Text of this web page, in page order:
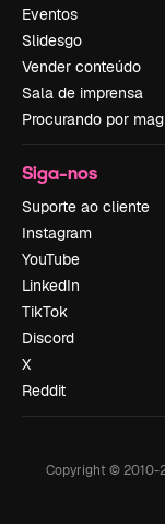
Eventos
Slidesgo
Vender conteúdo
Sala de imprensa
Procurando por
Siga-nos
Suporte ao cliente
Instagram
YouTube
LinkedIn
TikTok
Discord
X
Reddit
Copyright © 2010-